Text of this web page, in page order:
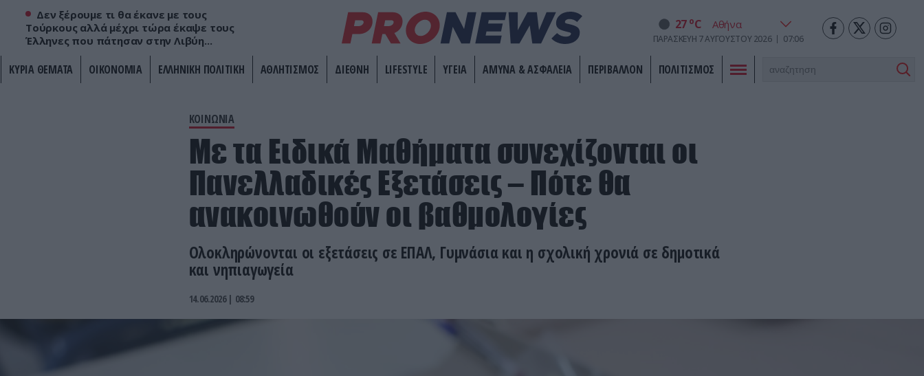
Δεν ξέρουμε τι θα έκανε με τους
Τούρκους αλλά μέχρι τώρα έκαψε τους
Έλληνες που πάτησαν στην Λιβύη...
27 oC
ΠΑΡΑΣΚΕΥΉ 7ΑΥΓΟΎΣΤΟΥ 2026 07:06
ΚΥΡΙΑ ΘΕΜΑΤΑ ΟΙΚΟΝΟΜΙΑ ΕΛΛΗΝΙΚΗ ΠΟΛΙΤΙΚΗ ΑΘΛΗΤΙΣΜΟΣ ΔΙΕΘΝΗ LIFESTYLE ΥΓΕΙΑ ΑΜΥΝΑ & ΑΣΦΑΛΕΙΑ ΠΕΡΙΒΑΛΛΟΝ ΠΟΛΙΤΙΣΜΟΣ
ΚΟΙΝΩΝΙΑ
Με τα Ειδικά Μαθήματα συνεχίζονται οι
Πανελλαδικές Εξετάσεις – Πότε θα
ανακοινωθούν οι βαθμολογίες
Ολοκληρώνονται οι εξετάσεις σε ΕΠΑΛ, Γυμνάσια και η σχολική χρονιά σε δημοτικά
και νηπιαγωγεία
14.06.2026 | 08:59